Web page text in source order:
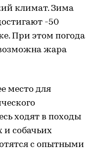
климат. Зима
-50
При этом погода
жара
место для
ходят в походы
и собачьих
с опытными